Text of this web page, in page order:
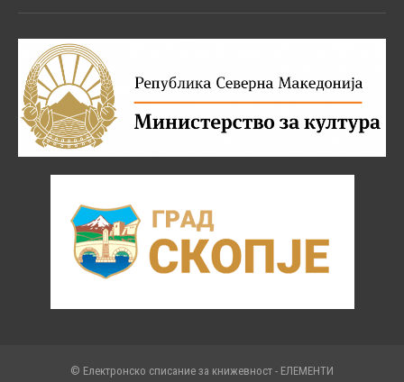
© Електронско списание за книжевност - ЕЛЕМЕНТИ